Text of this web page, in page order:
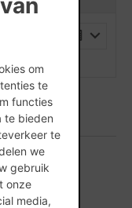
om
te
functies
te bieden
te
we
gebruik
onze
media,